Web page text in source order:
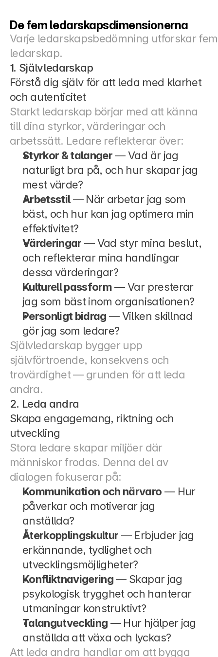
De fem ledarskapsdimensionerna
Varje ledarskapsbedömning utforskar
ledarskap.
1. Självledarskap
Förstå dig själv för att leda med klarhet
och autenticitet
Starkt ledarskap börjar med att känna
till dina styrkor, värderingar och
arbetssätt. Ledare reflekterar över:
Styrkor & talanger — Vad är jag
naturligt bra på, och hur skapar jag
mest värde?
Arbetsstil — När arbetar jag som
bäst, och hur kan jag optimera min
effektivitet?
Värderingar — Vad styr mina beslut,
och reflekterar mina handlingar
dessa värderingar?
Kulturell passform — Var presterar
jag som bäst inom organisationen?
Personligt bidrag — Vilken skillnad
gör jag som ledare?
Självledarskap bygger upp
självförtroende, konsekvens och
trovärdighet — grunden för att leda
andra.
2. Leda andra
Skapa engagemang, riktning och
utveckling
Stora ledare skapar miljöer där
människor frodas. Denna del av
dialogen fokuserar på:
Kommunikation och närvaro — Hur
påverkar och motiverar jag
anställda?
Återkopplingskultur — Erbjuder jag
erkännande, tydlighet och
utvecklingsmöjligheter?
Konfliktnavigering — Skapar jag
psykologisk trygghet och hanterar
utmaningar konstruktivt?
Talangutveckling — Hur hjälper jag
anställda att växa och lyckas?
Att leda andra handlar om att bygga